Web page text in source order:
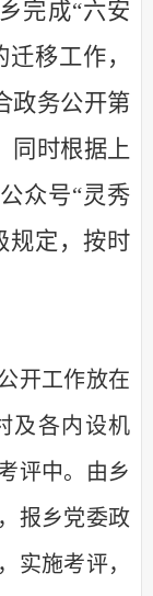
完成“六安
移工作，
政务公开第
同时根据上
众号“灵秀
规定，按时
开工作放在
及各内设机
评中。由乡
报乡党委政
实施考评，